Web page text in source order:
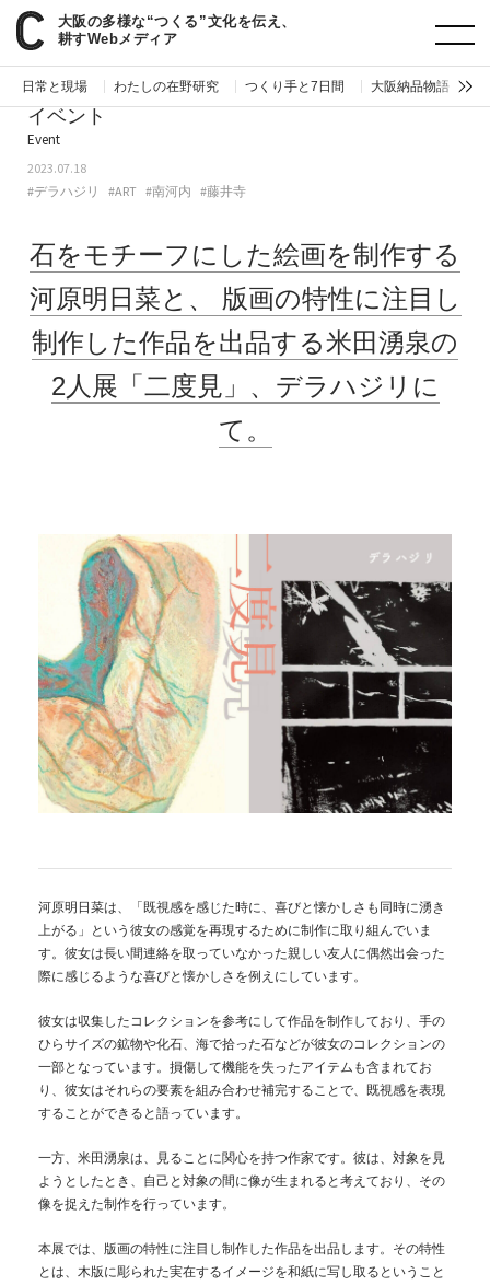
大阪の多様な“つくる”文化を伝え、
耕すWebメディア
日常と現場 わたしの在野研究 つくり手と7日間 大阪納品物語
paperC 今週のイベント
イベント
Event
2023.07.18
#デラハジリ
#ART #南河内 #藤井寺
石をモチーフにした絵画を制作する
河原明日菜と、
版画の特性に注目し
制作した作品を出品する米田湧泉の
2人展「二度見」、デラハジリに
て。
河原明日菜は、「既視感を感じた時に、喜びと懐かしさも同時に湧き
上がる」という彼女の感覚を再現するために制作に取り組んでいま
す。彼女は長い間連絡を取っていなかった親しい友人に偶然出会った
際に感じるような喜びと懐かしさを例えにしています。
彼女は収集したコレクションを参考にして作品を制作しており、手の
ひらサイズの鉱物や化石、海で拾った石などが彼女のコレクションの
一部となっています。損傷して機能を失ったアイテムも含まれてお
り、彼女はそれらの要素を組み合わせ補完することで、既視感を表現
することができると語っています。
一方、米田湧泉は、見ることに関心を持つ作家です。彼は、対象を見
ようとしたとき、自己と対象の間に像が生まれると考えており、その
像を捉えた制作を行っています。
本展では、版画の特性に注目し制作した作品を出品します。その特性
とは、木版に彫られた実在するイメージを和紙に写し取るということ